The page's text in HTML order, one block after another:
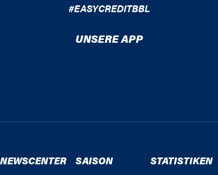
#EASYCREDITBBL
UNSERE APP
NEWSCENTER SAISON STATISTIKEN